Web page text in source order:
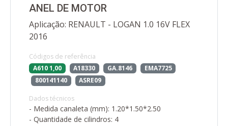
ANEL DE MOTOR
Aplicação: RENAULT - LOGAN 1.0 16V FLEX
2016
Códigos de referência
A610 1,00
A18330 GA.8146
EMA7725
800141140
ASRE09
Dados técnicos
- Medida canaleta (mm): 1.20*1.50*2.50
- Quantidade de cilindros: 4